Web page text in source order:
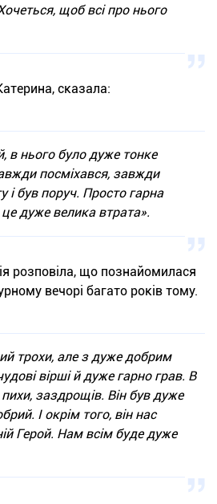
щоб всі про нього
сказала:
в нього було дуже тонке
посміхався, завжди
і був поруч. Просто гарна
дуже велика втрата».
розповіла, що познайомилася
вечорі багато років тому.
трохи, але з дуже добрим
вірші й дуже гарно грав. В
заздрощів. Він був дуже
І окрім того, він нас
Герой. Нам всім буде дуже